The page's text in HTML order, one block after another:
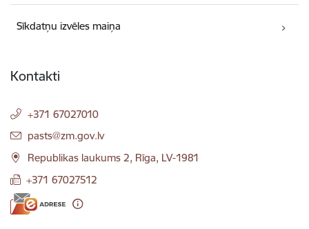
Sīkdatņu izvēles maiņa
Kontakti
+371 67027010
E-pasts:
pasts@zm.gov.lv
Republikas laukums 2, Rīga, LV-1981
+371 67027512